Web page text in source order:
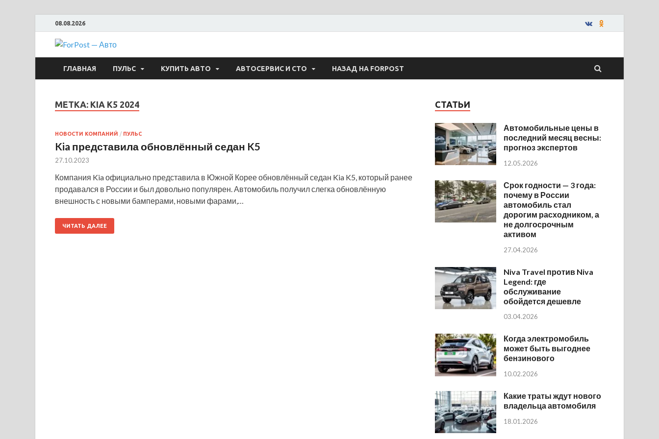
08.08.2026
ForPost — Авто
ГЛАВНАЯ ПУЛЬС КУПИТЬ АВТО АВТОСЕРВИС И СТО НАЗАД НА FORPOST
МЕТКА: KIA K5 2024
НОВОСТИ КОМПАНИЙ / ПУЛЬС
Kia представила обновлённый седан K5
27.10.2023
Компания Kia официально представила в Южной Корее обновлённый седан Kia K5, который ранее
продавался в России и был довольно популярен. Автомобиль получил слегка обновлённую
внешность с новыми бамперами, новыми фарами,…
ЧИТАТЬ ДАЛЕЕ
СТАТЬИ
Автомобильные цены в
последний месяц весны:
прогноз экспертов
12.05.2026
Срок годности — 3 года:
почему в России
автомобиль стал
дорогим расходником, а
не долгосрочным
активом
27.04.2026
Niva Travel против Niva
Legend: где
обслуживание
обойдется дешевле
03.04.2026
Когда электромобиль
может быть выгоднее
бензинового
10.02.2026
Какие траты ждут нового
владельца автомобиля
18.01.2026